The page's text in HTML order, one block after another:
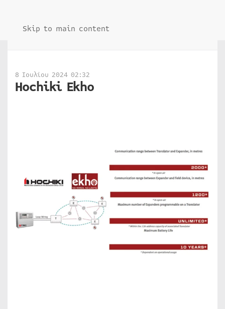
Skip to main content
8 Ιουλίου 2024 02:32
Hochiki Ekho